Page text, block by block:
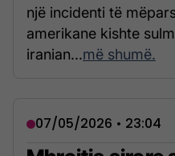
një incidenti të
amerikane kishte
iranian...më shumë.
07/05/2026 • 23:04